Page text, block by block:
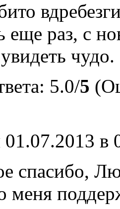
еще раз, с
чудо.
5.0/5
01.07.2013 в
спасибо,
меня